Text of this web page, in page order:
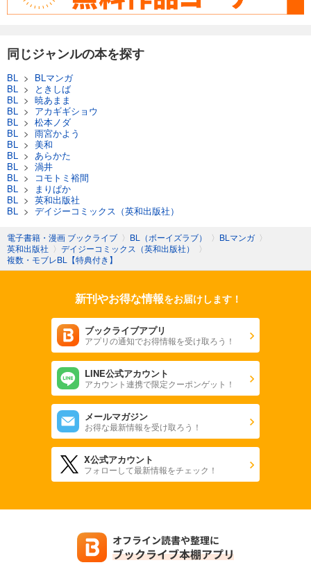
同じジャンルの本を探す
BL > BLマンガ
BL >
ときしば
BL > 暁あまま
BL > アカギギショウ
BL > 松本ノダ
BL > 雨宮かよう
BL > 美和
BL > あらかた
BL > 渦井
BL >
コモトミ裕間
BL >
まりぱか
BL > 英和出版社
BL > デイジーコミックス（英和出版社）
電子書籍・漫画 ブックライブ 〉 BL（ボーイズラブ） 〉 BLマンガ 〉
英和出版社 〉 デイジーコミックス（英和出版社）
〉
複数・モブレBL【特典付き】
新刊やお得な情報をお届けします！
ブックライブアプリ
アプリの通知でお得情報を受け取ろう！
LINE公式アカウント
アカウント連携で限定クーポンゲット！
メールマガジン
お得な最新情報を受け取ろう！
X公式アカウント
フォローして最新情報をチェック！